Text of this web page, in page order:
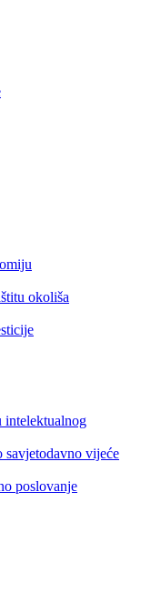
okoliša
intelektualnog
savjetodavno vijeće
poslovanje